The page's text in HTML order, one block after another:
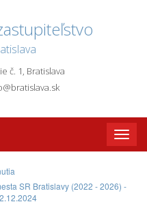
č. 1, Bratislava
Toggle
SR Bratislavy (2022 - 2026) -